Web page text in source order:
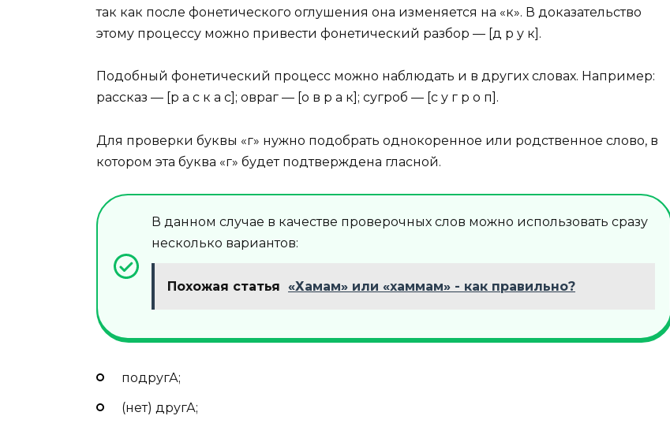
так как после фонетического оглушения она изменяется на «к». В доказательство
этому процессу можно привести фонетический разбор — [д р у к].
Подобный фонетический процесс можно наблюдать и в других словах. Например:
рассказ — [р а с к а с]; овраг — [о в р а к]; сугроб — [с у г р о п].
Для проверки буквы «г» нужно подобрать однокоренное или родственное слово, в
котором эта буква «г» будет подтверждена гласной.
В данном случае в качестве проверочных слов можно использовать сразу
несколько вариантов:
Похожая статья «Хамам» или «хаммам» - как правильно?
подругА;
(нет) другА;